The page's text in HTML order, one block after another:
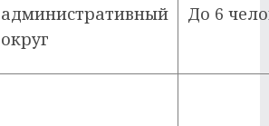
административный
округ
До 6